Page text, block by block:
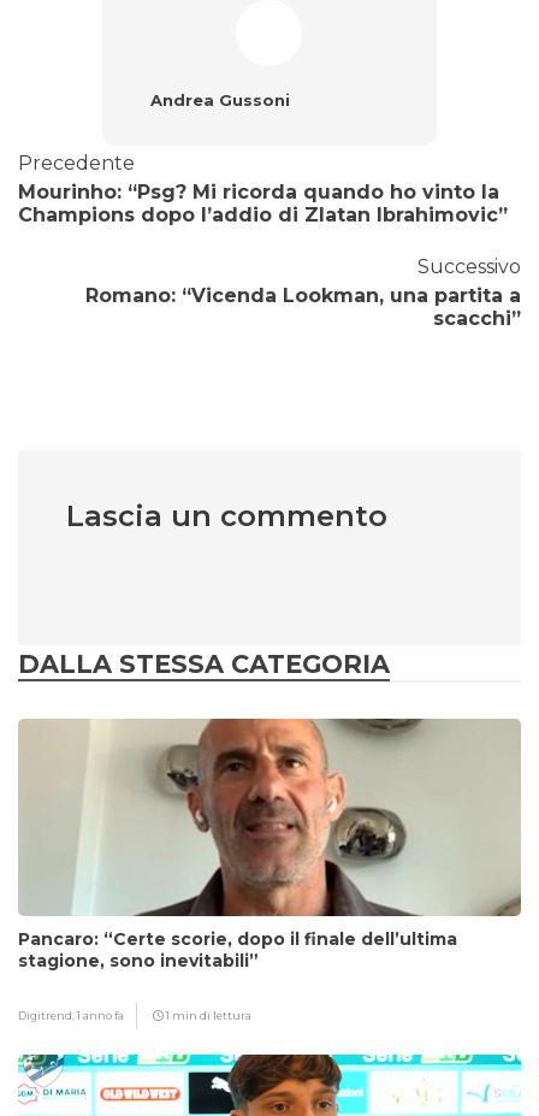
Andrea Gussoni
Precedente
Mourinho: “Psg? Mi ricorda quando ho vinto la
Champions dopo l’addio di Zlatan Ibrahimovic”
Successivo
Romano: “Vicenda Lookman, una partita a
scacchi”
Lascia un commento
DALLA STESSA CATEGORIA
Pancaro: “Certe scorie, dopo il finale dell’ultima
stagione, sono inevitabili”
Digitrend,1 anno fa 1 min di lettura